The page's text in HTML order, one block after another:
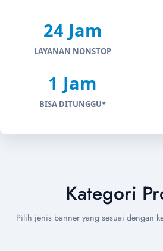
24 Jam
LAYANAN NONSTOP
1 Jam
BISA DITUNGGU*
Kategori
Pilih jenis banner yang sesuai dengan